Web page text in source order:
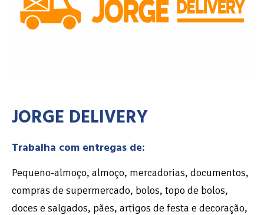
JORGE DELIVERY
Trabalha com entregas de:
Pequeno-almoço, almoço, mercadorias, documentos,
compras de supermercado, bolos, topo de bolos,
doces e salgados, pães, artigos de festa e decoração,